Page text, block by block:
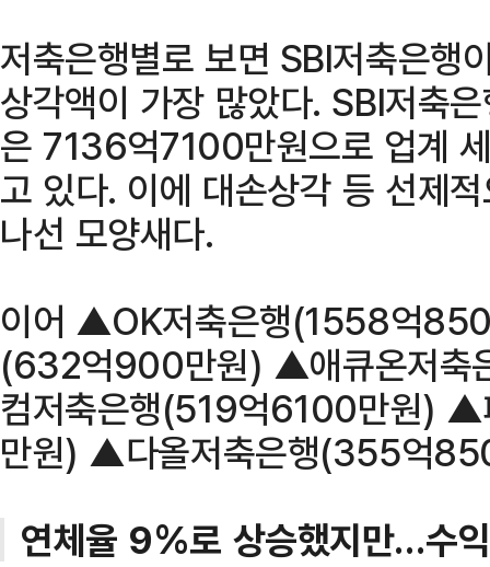
저축은행별로 보면 SBI저축은
상각액이 가장 많았다. SBI저축
은 7136억7100만원으로 업계
고 있다. 이에 대손상각 등 선제
나선 모양새다.
이어 ▲OK저축은행(1558억
(632억900만원) ▲애큐온저
컴저축은행(519억6100만원)
만원) ▲다올저축은행(355억
연체율 9%로 상승했지만…수